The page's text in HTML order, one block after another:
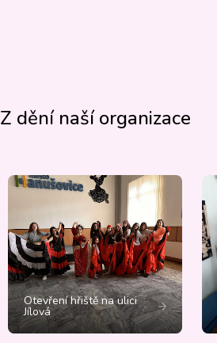
Z dění naší organizace
Otevření hřiště na ulici
Jílová